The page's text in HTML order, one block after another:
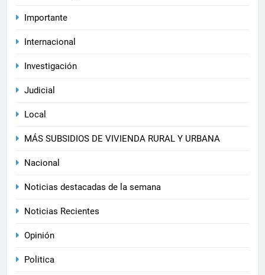
Importante
Internacional
Investigación
Judicial
Local
MÁS SUBSIDIOS DE VIVIENDA RURAL Y URBANA
Nacional
Noticias destacadas de la semana
Noticias Recientes
Opinión
Politica